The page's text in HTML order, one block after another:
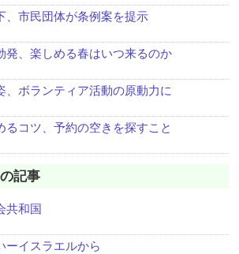
、市民団体が条例案を提示
発、楽しめる春はいつ来るのか
、ボランティア活動の原動力に
るコツ、予約の空きを探すこと
記事
共和国
ーイスラエルから